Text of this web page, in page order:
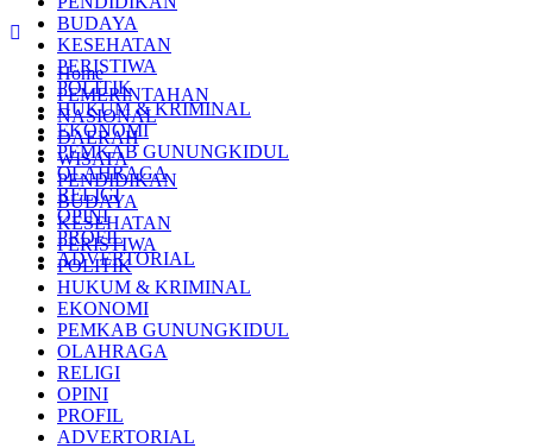
BUDAYA
KESEHATAN
PERISTIWA
POLITIK
HUKUM & KRIMINAL
EKONOMI
PEMKAB GUNUNGKIDUL
OLAHRAGA
RELIGI
OPINI
PROFIL
ADVERTORIAL
Home
PEMERINTAHAN
NASIONAL
DAERAH
WISATA
PENDIDIKAN
BUDAYA
KESEHATAN
PERISTIWA
POLITIK
HUKUM & KRIMINAL
EKONOMI
PEMKAB GUNUNGKIDUL
OLAHRAGA
RELIGI
OPINI
PROFIL
ADVERTORIAL